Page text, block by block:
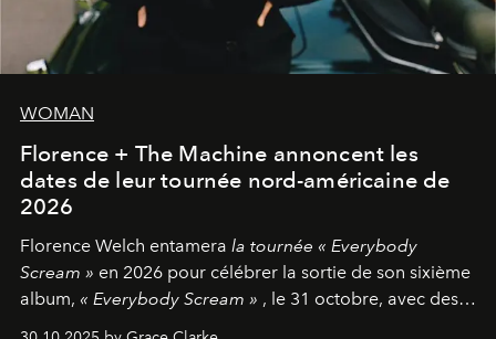
WOMAN
Florence + The Machine annoncent les
dates de leur tournée nord-américaine de
2026
Florence Welch entamera la tournée « Everybody
Scream » en 2026 pour célébrer la sortie de son sixième
album, « Everybody Scream » , le 31 octobre, avec des
dates nord-américaines débutant en avril prochain.